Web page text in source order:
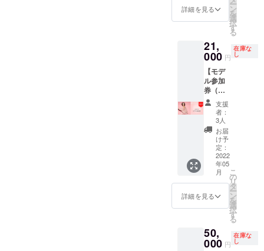
作りに
改善策
を アド
バイス
いたし
ます。
（入場
券付
き）
に参加
できる
券。 メ
アップ
アー
ティス
トによ
るメイ
ク付
き。 ま
たプロ
のスタ
イリス
トにス
タイリ
ングし
てもら
い、い
ざラン
ウェイ
の中
へ。 あ
詳細を見る ー
ン
を
選
択
す
る
21,
000 円
在庫な
し
【モデ
ル参加
券（入
場券付
き）】
イベン
ト当
日、モ
デルと
して
ファッ
ション
ショー
に参加
できる
券。 メ
んによ
るメイ
支援
者：
3人
お届
け予
定：
2022
年05
月
詳細を見る
こ
の
リ
タ
ー
ン
を
選
択
す
る
50,
000 円
在庫な
し